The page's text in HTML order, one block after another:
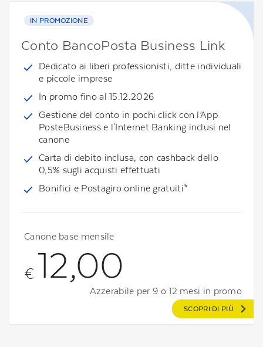
IN PROMOZIONE
Conto BancoPosta Business Link
Dedicato ai liberi professionisti, ditte individuali
e piccole imprese
In promo fino al 15.12.2026
Gestione del conto in pochi click con l’App
PosteBusiness e l'Internet Banking inclusi nel
canone
Carta di debito inclusa, con cashback dello
0,5% sugli acquisti effettuati
Bonifici e Postagiro online gratuiti*
Canone base mensile
€ 12,00
Azzerabile per 9 o 12 mesi in promo
SCOPRI DI PIÙ